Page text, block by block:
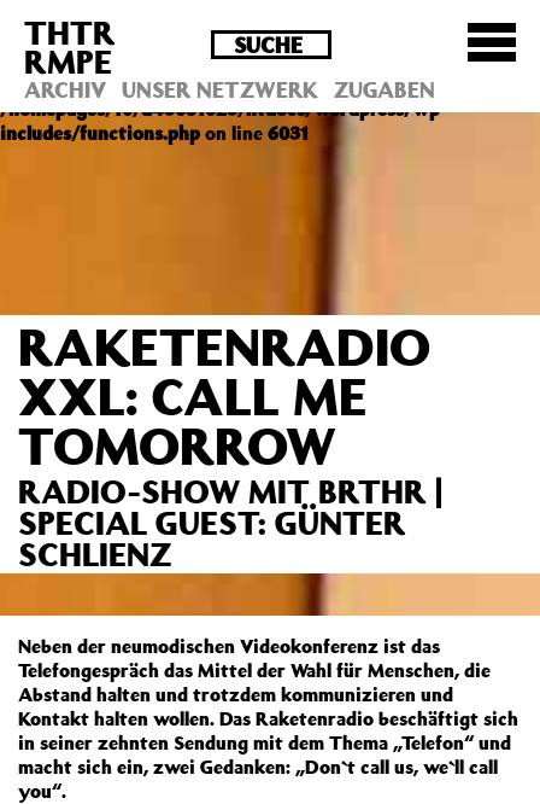
Deprecated : Die Funktion post_permalink ist seit
Version 4.4.0 veraltet! Verwende stattdessen
get_permalink(). in
/homepages/10/d43051023/htdocs/wordpress/wp-
includes/functions.php on line 6031
THTR
RMPE
ARCHIV UNSER NETZWERK ZUGABEN
RAKETENRADIO
XXL: CALL ME
TOMORROW
RADIO-SHOW MIT BRTHR |
SPECIAL GUEST: GÜNTER
SCHLIENZ
Neben der neumodischen Videokonferenz ist das
Telefongespräch das Mittel der Wahl für Menschen, die
Abstand halten und trotzdem kommunizieren und
Kontakt halten wollen. Das Raketenradio beschäftigt sich
in seiner zehnten Sendung mit dem Thema „Telefon“ und
macht sich ein, zwei Gedanken: „Don`t call us, we`ll call
you“.